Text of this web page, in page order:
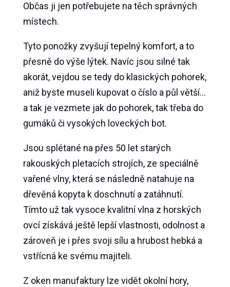
Občas ji jen potřebujete na těch správných
místech.
Tyto ponožky zvyšují tepelný komfort, a to
přesně do výše lýtek. Navíc jsou silné tak
akorát, vejdou se tedy do klasických pohorek,
aniž byste museli kupovat o číslo a půl větší…
a tak je vezmete jak do pohorek, tak třeba do
gumáků či vysokých loveckých bot.
Jsou splétané na přes 50 let starých
rakouských pletacích strojích, ze speciálně
vařené vlny, která se následně natahuje na
dřevěná kopyta k doschnutí a zatáhnutí.
Tímto už tak vysoce kvalitní vlna z horských
ovcí získává ještě lepší vlastnosti, odolnost a
zároveň je i přes svoji sílu a hrubost hebká a
vstřícná ke svému majiteli.
Z oken manufaktury lze vidět okolní hory,